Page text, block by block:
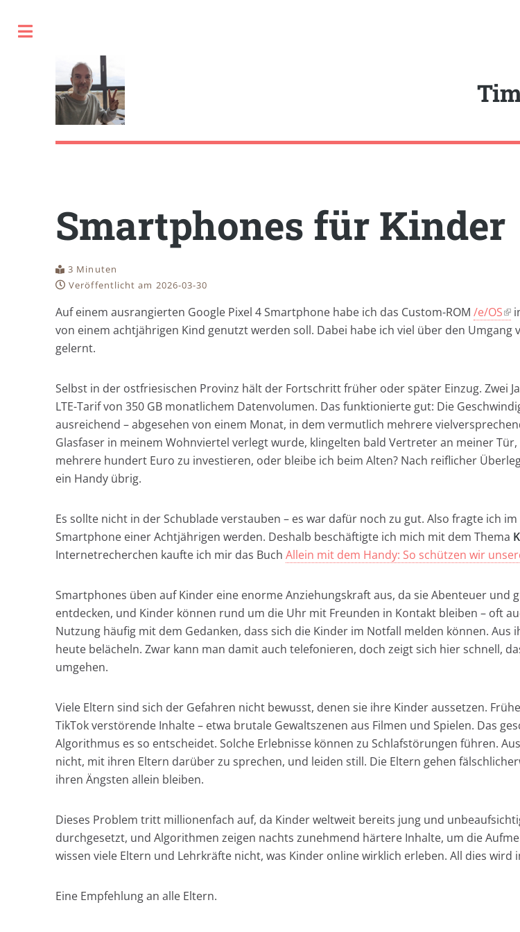
Smartphones für Kinder
3 Minuten
Veröffentlicht am 2026-03-30
Auf einem ausrangierten Google Pixel 4 Smartphone habe ich das Custom-ROM /e/OS
von einem achtjährigen Kind genutzt werden soll. Dabei habe ich viel über den
gelernt.
Selbst in der ostfriesischen Provinz hält der Fortschritt früher oder später Einzug. Zwei
LTE-Tarif von 350 GB monatlichem Datenvolumen. Das funktionierte gut: Die
ausreichend – abgesehen von einem Monat, in dem vermutlich mehrere
Glasfaser in meinem Wohnviertel verlegt wurde, klingelten bald Vertreter an meiner
mehrere hundert Euro zu investieren, oder bleibe ich beim Alten? Nach reiflicher
ein Handy übrig.
Es sollte nicht in der Schublade verstauben – es war dafür noch zu gut. Also fragte ich
Smartphone einer Achtjährigen werden. Deshalb beschäftigte ich mich mit dem Thema
Internetrecherchen kaufte ich mir das Buch Allein mit dem Handy: So schützen wir
Smartphones üben auf Kinder eine enorme Anziehungskraft aus, da sie Abenteuer und
entdecken, und Kinder können rund um die Uhr mit Freunden in Kontakt bleiben – oft
Nutzung häufig mit dem Gedanken, dass sich die Kinder im Notfall melden können.
heute belächeln. Zwar kann man damit auch telefonieren, doch zeigt sich hier schnell,
umgehen.
Viele Eltern sind sich der Gefahren nicht bewusst, denen sie ihre Kinder aussetzen.
TikTok verstörende Inhalte – etwa brutale Gewaltszenen aus Filmen und Spielen. Das
Algorithmus es so entscheidet. Solche Erlebnisse können zu Schlafstörungen führen.
nicht, mit ihren Eltern darüber zu sprechen, und leiden still. Die Eltern gehen
ihren Ängsten allein bleiben.
Dieses Problem tritt millionenfach auf, da Kinder weltweit bereits jung und
durchgesetzt, und Algorithmen zeigen nachts zunehmend härtere Inhalte, um die
wissen viele Eltern und Lehrkräfte nicht, was Kinder online wirklich erleben. All dies
Eine Empfehlung an alle Eltern.